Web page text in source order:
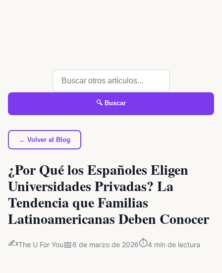
🔍 Buscar
← Volver al Blog
¿Por Qué los Españoles Eligen
Universidades Privadas? La
Tendencia que Familias
Latinoamericanas Deben Conocer
✍️The U For You📅6 de marzo de 2026⏱️4 min de lectura